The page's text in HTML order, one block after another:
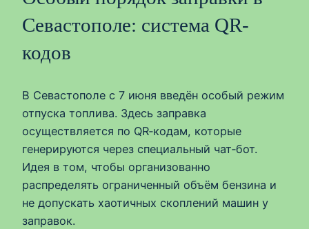
Севастополе: система QR-
кодов
В Севастополе с 7 июня введён особый режим
отпуска топлива. Здесь заправка
осуществляется по QR‑кодам, которые
генерируются через специальный чат‑бот.
Идея в том, чтобы организованно
распределять ограниченный объём бензина и
не допускать хаотичных скоплений машин у
заправок.